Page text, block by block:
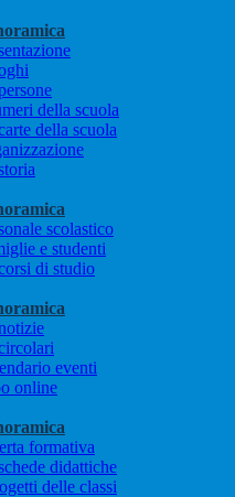
della scuola
della scuola
scolastico
e studenti
di studio
eventi
online
formativa
didattiche
delle classi